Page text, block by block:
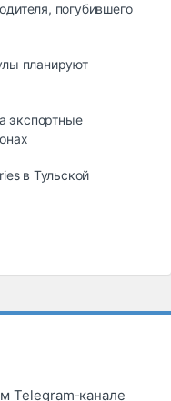
погубившего
планируют
экспортные
в Тульской
Telegram‑канале